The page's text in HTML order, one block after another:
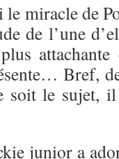
miracle de
de l’une
attachante
Bref,
soit le sujet,
junior a